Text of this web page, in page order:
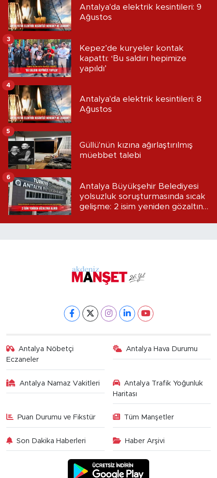
Antalya'da elektrik kesintileri: 9
Ağustos
Kepez’de kuryeler kontak
kapattı: ‘Bu saldırı hepimize
yapıldı’
3
Antalya'da elektrik kesintileri: 8
Ağustos
4
Güllü'nün kızına ağırlaştırılmış
müebbet talebi
5
Antalya Büyükşehir Belediyesi
yolsuzluk soruşturmasında sıcak
gelişme: 2 isim yeniden gözaltına
6
Antalya Nöbetçi
Eczaneler
Antalya Hava Durumu
Antalya Namaz Vakitleri
Antalya Trafik Yoğunluk
Haritası
Puan Durumu ve Fikstür Tüm Manşetler
Son Dakika Haberleri Haber Arşivi